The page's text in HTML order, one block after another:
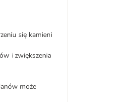
się kamieni
i zwiększenia
może